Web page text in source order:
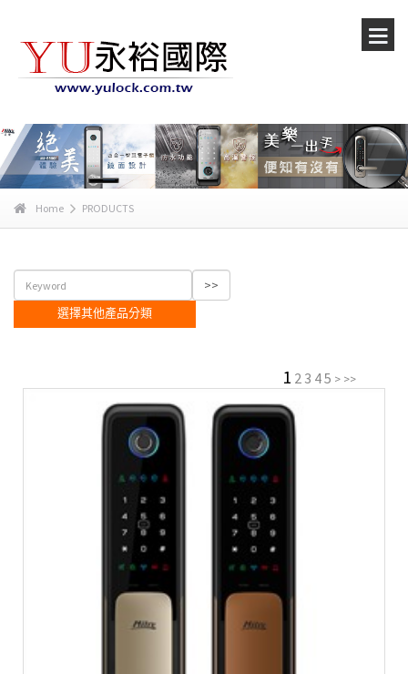
Home PRODUCTS
選擇其他產品分類
1 2 3 45 > >>